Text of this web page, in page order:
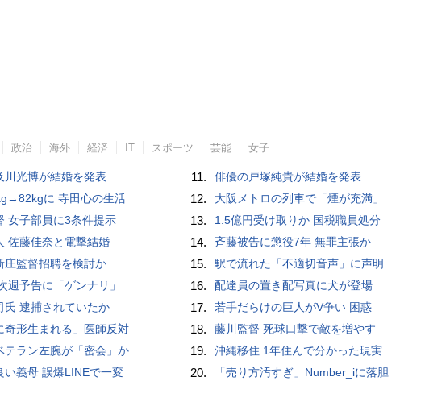
政治 海外 経済 IT スポーツ 芸能 女子
川光博が結婚を発表
に 寺田心の生活
女子部員に3条件提示
佐藤佳奈と電撃結婚
庄監督招聘を検討か
週予告に「ゲンナリ」
氏 逮捕されていたか
奇形生まれる」医師反対
テラン左腕が「密会」か
い義母 誤爆LINEで一変
11. 俳優の戸塚純貴が結婚を発表
12. 大阪メトロの列車で「煙が充満」
13. 1.5億円受け取りか 国税職員処分
14. 斉藤被告に懲役7年 無罪主張か
15. 駅で流れた「不適切音声」に声明
16. 配達員の置き配写真に犬が登場
17. 若手だらけの巨人がV争い 困惑
18. 藤川監督 死球口撃で敵を増やす
19. 沖縄移住 1年住んで分かった現実
20. 「売り方汚すぎ」Number_iに落胆